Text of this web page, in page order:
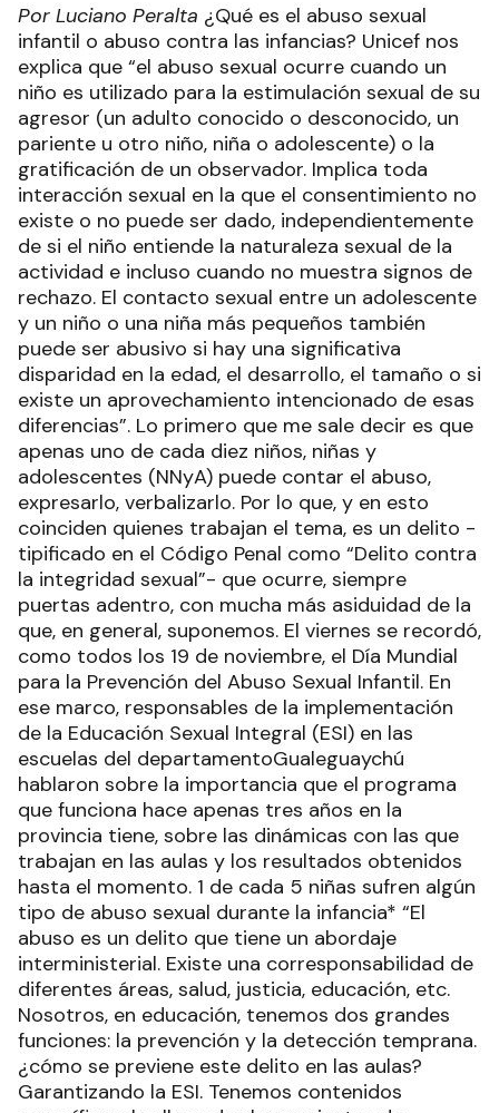
Por Luciano Peralta ¿Qué es el abuso sexual
infantil o abuso contra las infancias? Unicef nos
explica que “el abuso sexual ocurre cuando un
niño es utilizado para la estimulación sexual de su
agresor (un adulto conocido o desconocido, un
pariente u otro niño, niña o adolescente) o la
gratificación de un observador. Implica toda
interacción sexual en la que el consentimiento no
existe o no puede ser dado, independientemente
de si el niño entiende la naturaleza sexual de la
actividad e incluso cuando no muestra signos de
rechazo. El contacto sexual entre un adolescente
y un niño o una niña más pequeños también
puede ser abusivo si hay una significativa
disparidad en la edad, el desarrollo, el tamaño o si
existe un aprovechamiento intencionado de esas
diferencias”. Lo primero que me sale decir es que
apenas uno de cada diez niños, niñas y
adolescentes (NNyA) puede contar el abuso,
expresarlo, verbalizarlo. Por lo que, y en esto
coinciden quienes trabajan el tema, es un delito -
tipificado en el Código Penal como “Delito contra
la integridad sexual”- que ocurre, siempre
puertas adentro, con mucha más asiduidad de la
que, en general, suponemos. El viernes se recordó,
como todos los 19 de noviembre, el Día Mundial
para la Prevención del Abuso Sexual Infantil. En
ese marco, responsables de la implementación
de la Educación Sexual Integral (ESI) en las
escuelas del departamentoGualeguaychú
hablaron sobre la importancia que el programa
que funciona hace apenas tres años en la
provincia tiene, sobre las dinámicas con las que
trabajan en las aulas y los resultados obtenidos
hasta el momento. 1 de cada 5 niñas sufren algún
tipo de abuso sexual durante la infancia* “El
abuso es un delito que tiene un abordaje
interministerial. Existe una corresponsabilidad de
diferentes áreas, salud, justicia, educación, etc.
Nosotros, en educación, tenemos dos grandes
funciones: la prevención y la detección temprana.
¿cómo se previene este delito en las aulas?
Garantizando la ESI. Tenemos contenidos